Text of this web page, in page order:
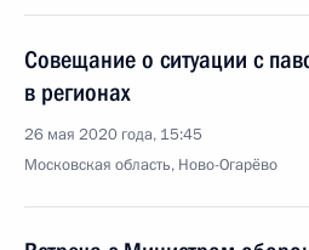
Совещание о ситуации с
в регионах
26 мая 2020 года, 15:45
Московская область, Ново-Огарёво